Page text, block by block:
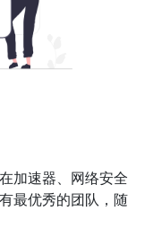
加速器、网络安全
最优秀的团队，随